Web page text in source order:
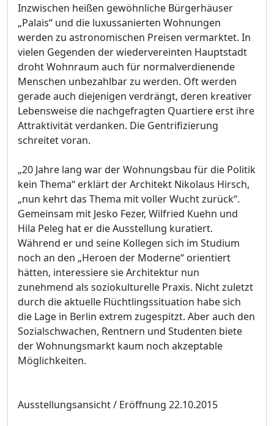
Inzwischen heißen gewöhnliche Bürgerhäuser
„Palais“ und die luxussanierten Wohnungen
werden zu astronomischen Preisen vermarktet. In
vielen Gegenden der wiedervereinten Hauptstadt
droht Wohnraum auch für normalverdienende
Menschen unbezahlbar zu werden. Oft werden
gerade auch diejenigen verdrängt, deren kreativer
Lebensweise die nachgefragten Quartiere erst ihre
Attraktivität verdanken. Die Gentrifizierung
schreitet voran.
„20 Jahre lang war der Wohnungsbau für die Politik
kein Thema“ erklärt der Architekt Nikolaus Hirsch,
„nun kehrt das Thema mit voller Wucht zurück“.
Gemeinsam mit Jesko Fezer, Wilfried Kuehn und
Hila Peleg hat er die Ausstellung kuratiert.
Während er und seine Kollegen sich im Studium
noch an den „Heroen der Moderne“ orientiert
hätten, interessiere sie Architektur nun
zunehmend als soziokulturelle Praxis. Nicht zuletzt
durch die aktuelle Flüchtlingssituation habe sich
die Lage in Berlin extrem zugespitzt. Aber auch den
Sozialschwachen, Rentnern und Studenten biete
der Wohnungsmarkt kaum noch akzeptable
Möglichkeiten.
Ausstellungsansicht / Eröffnung 22.10.2015